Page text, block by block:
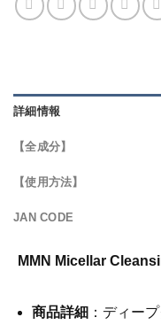
詳細情報
【全成分】
【使用方法】
JAN CODE
MMN Micellar
商品詳細 ：ディー